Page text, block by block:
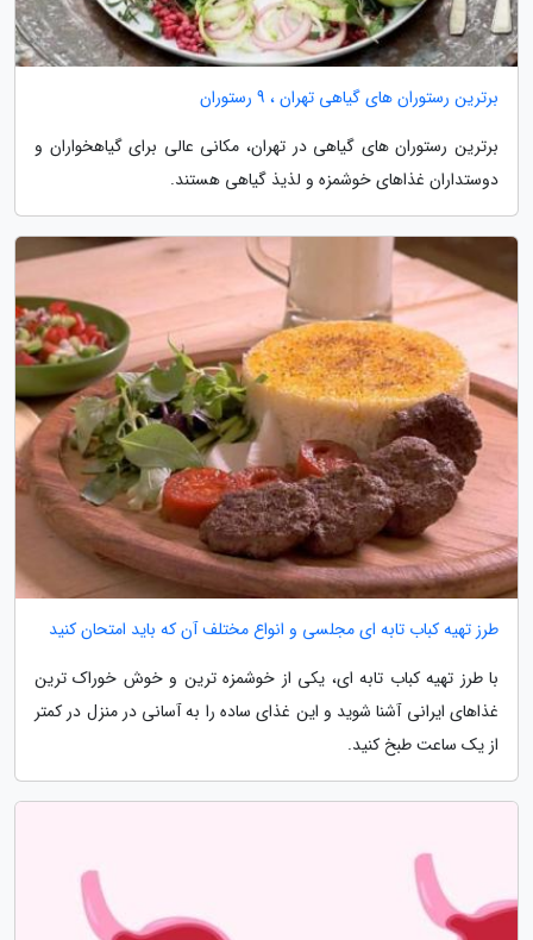
برترین رستوران های گیاهی تهران ، 9 رستوران
برترین رستوران های گیاهی در تهران، مکانی عالی برای گیاهخواران و
دوستداران غذاهای خوشمزه و لذیذ گیاهی هستند.
طرز تهیه کباب تابه ای مجلسی و انواع مختلف آن که باید امتحان کنید
با طرز تهیه کباب تابه ای، یکی از خوشمزه ترین و خوش خوراک ترین
غذاهای ایرانی آشنا شوید و این غذای ساده را به آسانی در منزل در کمتر
از یک ساعت طبخ کنید.